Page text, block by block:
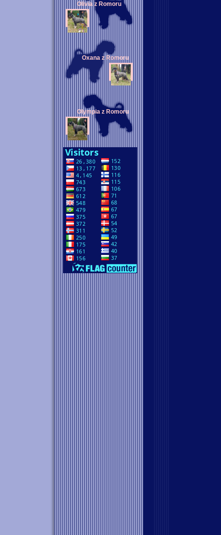
Olivia z Romoru
Oxana z Romoru
Olympia z Romoru